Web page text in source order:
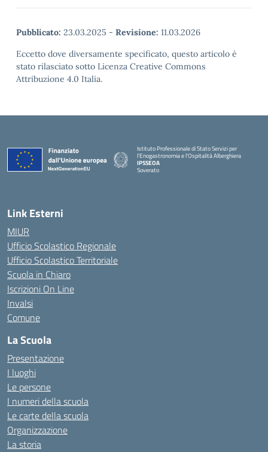
Pubblicato: 23.03.2025 - Revisione: 11.03.2026
Eccetto dove diversamente specificato, questo articolo è
stato rilasciato sotto Licenza Creative Commons
Attribuzione 4.0 Italia.
Istituto Professionale di Stato Servizi per
l'Enogastronomia e l'Ospitalità Alberghiera
IPSSEOA
Soverato
Link Esterni
MIUR
Ufficio Scolastico Regionale
Ufficio Scolastico Territoriale
Scuola in Chiaro
Iscrizioni On Line
Invalsi
Comune
La Scuola
Presentazione
I luoghi
Le persone
I numeri della scuola
Le carte della scuola
Organizzazione
La storia